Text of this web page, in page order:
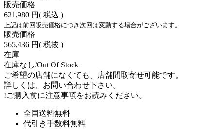
販売価格
621,980 円( 税込 )
上記は前回販売価格につき次回は変動する場合がございます。
販売価格
565,436 円( 税抜 )
在庫
在庫なし/Out Of Stock
ご希望の店舗になくても、店舗間取寄せ可能です。
詳しくは、お問い合わせ下さい。
!ご購入前に注意事項をお読みください。
全国送料無料
代引き手数料無料